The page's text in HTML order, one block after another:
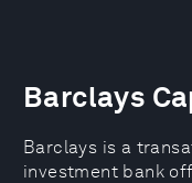
Barclays
Barclays is a
investment bank